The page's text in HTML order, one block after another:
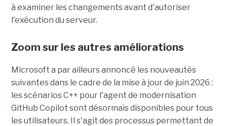
à examiner les changements avant d'autoriser
l'exécution du serveur.
Zoom sur les autres améliorations
Microsoft a par ailleurs annoncé les nouveautés
suivantes dans le cadre de la mise à jour de juin 2026 :
les scénarios C++ pour l'agent de modernisation
GitHub Copilot sont désormais disponibles pour tous
les utilisateurs. Il s'agit des processus permettant de